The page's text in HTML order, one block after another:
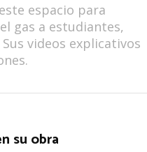
espacio para
gas a estudiantes,
videos explicativos
su obra